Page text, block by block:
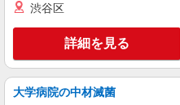
派遣社員
病院での日
時給1,230
1,230円
渋谷区
詳細を見る
大学病院の中材滅菌